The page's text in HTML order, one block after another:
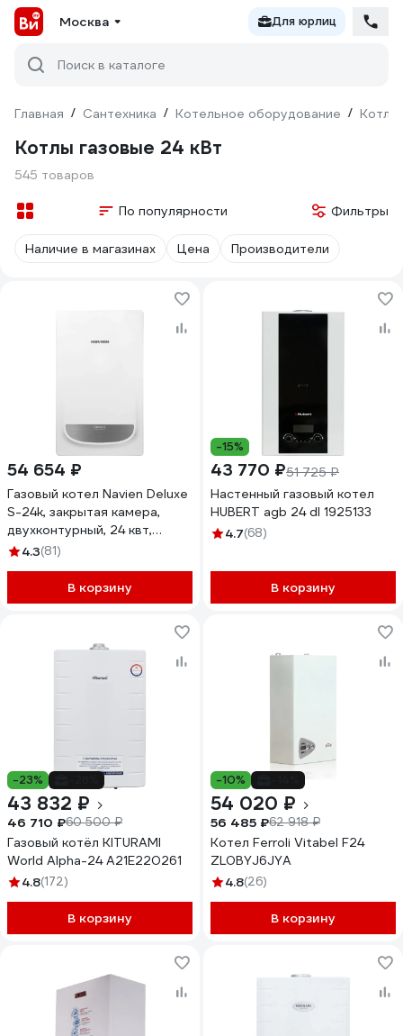
Москва Для юрлиц
Поиск в каталоге
Главная / Сантехника / Котельное оборудование / Котлы
Котлы газовые 24 кВт
545 товаров
По популярности Фильтры
Наличие в магазинах Цена Производители
54 654 ₽
Газовый котел Navien Deluxe
S-24k, закрытая камера,
двухконтурный, 24 квт,
коаксиальный НС-1205510
4.3(81)
В корзину
-15%
43 770 ₽51 725 ₽
Настенный газовый котел
HUBERT agb 24 dl 1925133
4.7(68)
В корзину
-23%
43 832 ₽
46 710 ₽60 500 ₽
Газовый котёл KITURAMI
World Alpha-24 A21E220261
4.8(172)
В корзину
-10%
54 020 ₽
56 485 ₽62 918 ₽
Котел Ferroli Vitabel F24
ZL0BYJ6JYA
4.8(26)
В корзину